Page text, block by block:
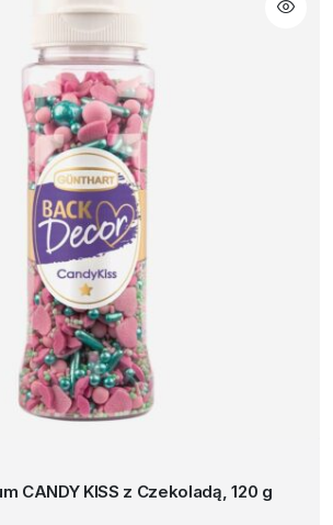
CANDY KISS z Czekoladą, 120 g